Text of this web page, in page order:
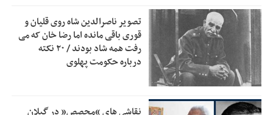
2:46
بقائی: فضای مذاکرات فنی و سیاسی ایران و عمان درباره تنگه
هرمز، مثبت است
رئیس سازمان جهاد کشاورزی استان: کشاورزان گیلان نسبت به
دریافت یارانه کود اقدام کنند
1:00 تمدید مهلت اظهارنامه‌های مالیاتی سال ۱۴۰۴ تا پایان شهریورماه
تصویر ناصرالدین شاه روی قلیان و
قوری باقی مانده اما رضا خان که می
رفت همه شاد بودند / ۲۰ نکته
درباره حکومت پهلوی
نقاشی های “محصص” در گیلان